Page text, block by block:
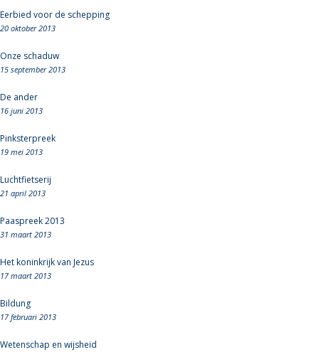
Eerbied voor de schepping
20 oktober 2013
Onze schaduw
15 september 2013
De ander
16 juni 2013
Pinksterpreek
19 mei 2013
Luchtfietserij
21 april 2013
Paaspreek 2013
31 maart 2013
Het koninkrijk van Jezus
17 maart 2013
Bildung
17 februari 2013
Wetenschap en wijsheid